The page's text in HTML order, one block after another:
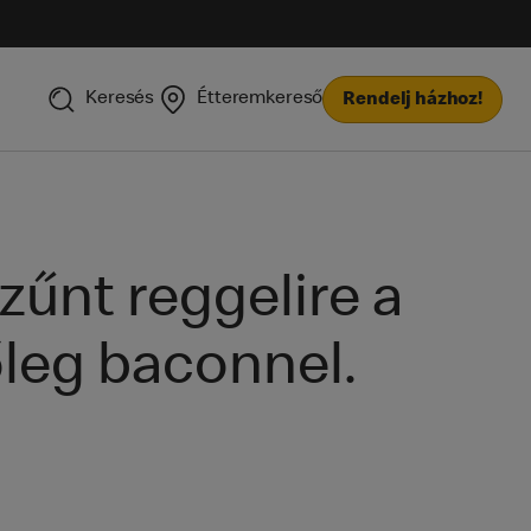
Keresés Étteremkereső Rendelj házhoz!
reggelire a
baconnel.